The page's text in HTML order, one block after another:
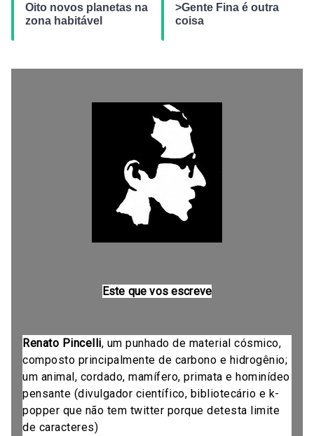
Oito novos planetas na
zona habitável
>Gente Fina é outra
coisa
Este que vos escreve
Renato Pincelli, um punhado de material cósmico,
composto principalmente de carbono e hidrogênio;
um animal, cordado, mamífero, primata e hominídeo
pensante (divulgador científico, bibliotecário e k-
popper que não tem twitter porque detesta limite
de caracteres)